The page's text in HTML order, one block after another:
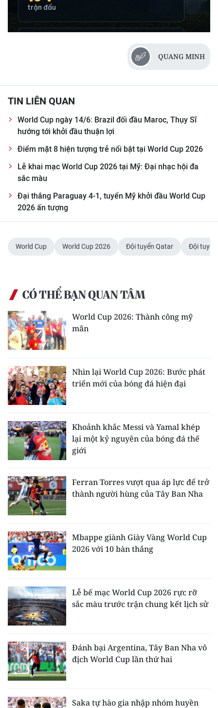
QUANG MINH
TIN LIÊN QUAN
World Cup ngày 14/6: Brazil đối đầu Maroc, Thụy Sĩ
hướng tới khởi đầu thuận lợi
Điểm mặt 8 hiện tượng trẻ nổi bật tại World Cup 2026
Lễ khai mạc World Cup 2026 tại Mỹ: Đại nhạc hội đa
sắc màu
Đại thắng Paraguay 4-1, tuyển Mỹ khởi đầu World Cup
2026 ấn tượng
World Cup World Cup 2026 Đội tuyển Qatar Đội tuyển
CÓ THỂ BẠN QUAN TÂM
World Cup 2026: Thành công mỹ
mãn
Nhìn lại World Cup 2026: Bước phát
triển mới của bóng đá hiện đại
Khoảnh khắc Messi và Yamal khép
lại một kỷ nguyên của bóng đá thế
giới
Ferran Torres vượt qua áp lực để trở
thành người hùng của Tây Ban Nha
Mbappe giành Giày Vàng World Cup
2026 với 10 bàn thắng
Lễ bế mạc World Cup 2026 rực rỡ
sắc màu trước trận chung kết lịch sử
Đánh bại Argentina, Tây Ban Nha vô
địch World Cup lần thứ hai
Saka tự hào gia nhập nhóm huyền